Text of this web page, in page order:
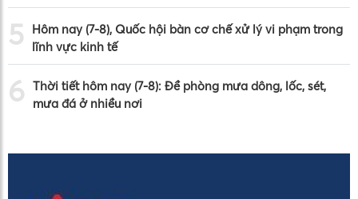
5
Hôm nay (7-8), Quốc hội bàn cơ chế xử lý vi phạm trong
lĩnh vực kinh tế
6 Thời tiết hôm nay (7-8): Đề phòng mưa dông, lốc, sét,
mưa đá ở nhiều nơi